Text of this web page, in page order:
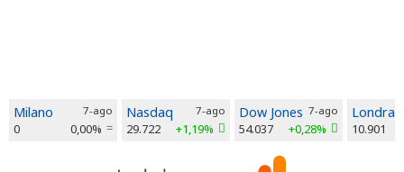
Milano 7-ago
0 0,00%
Nasdaq 7-ago
29.722 +1,19%
Dow Jones 7-ago
54.037 +0,28%
Londra
10.901